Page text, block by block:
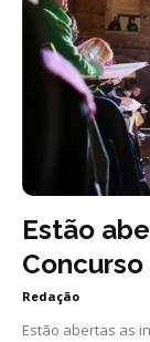
Estão
Redação
Estão abertas as